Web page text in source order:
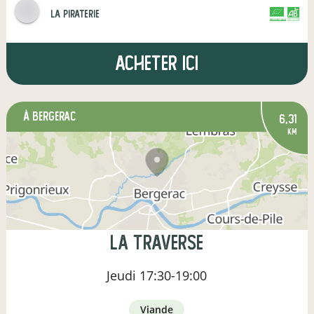
la piraterie CERTIFIÉ PAR FR-BIO-01
AGRICULTURE FRANCE
Acheter ici
à Bergerac 6,31
km
La Traverse
Jeudi 17:30-19:00
viande